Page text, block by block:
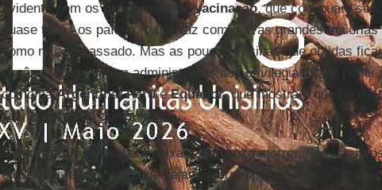
evidente com osprogramas de vacinação, que continuam
quase todos os países, o que faz com que as grandes
como no ano passado. Mas as poucas vacinas que obtidas
escândalos de serem administradas aos privilegiados no
como naArgentina,PerueEquador, que mostram que há
salvos antes do que outros.
Anecropolítica também deixa aNaturezamorrer. Persistem
em toda a região, sem que sejam interrompidos, e essa